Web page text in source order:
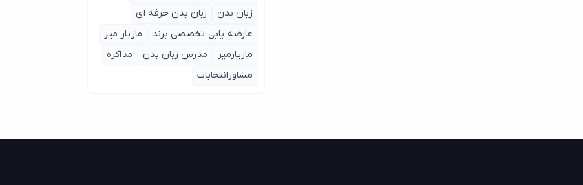
زبان بدن
زبان بدن حرفه ای
عارضه یابی تخصصی برند
مازیار میر
مازیارمیر
مدرس زبان بدن
مذاکره
مشاورانتخابات